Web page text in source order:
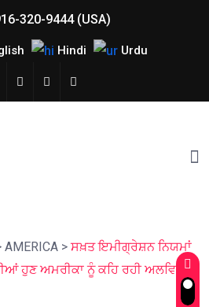
320-9444 (USA)
Hindi Urdu
AMERICA > ਸਖ਼ਤ ਇਮੀਗ੍ਰੇਸ਼ਨ ਨਿਯਮਾਂ
ਹੁਣ ਅਮਰੀਕਾ ਨੂੰ ਕਹਿ ਰਹੀ ਅਲਵਿਦਾ!